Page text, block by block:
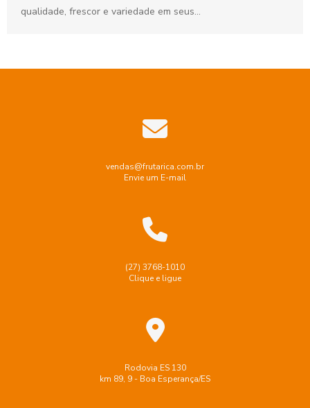
qualidade, frescor e variedade em seus...
vendas@frutarica.com.br
Envie um E-mail
(27) 3768-1010
Clique e ligue
Rodovia ES 130
km 89, 9 - Boa Esperança/ES